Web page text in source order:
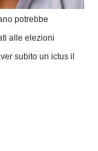
potrebbe
alle elezioni
subito un ictus il